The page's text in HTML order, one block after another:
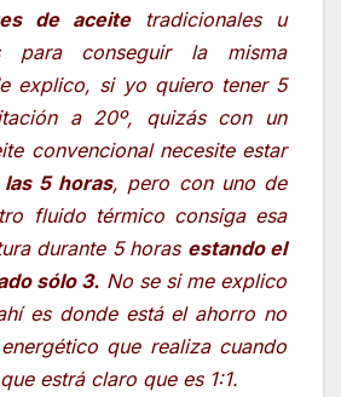
de aceitetradicionales u
para conseguir la misma
explico, si yo quiero tener 5
a 20º, quizás con un
convencional necesite estar
las 5 horas, pero con uno de
fluido térmico consiga esa
durante 5 horas estando el
sólo 3. No se si me explico
es donde está el ahorro no
que realiza cuando
estrá claro que es 1:1.